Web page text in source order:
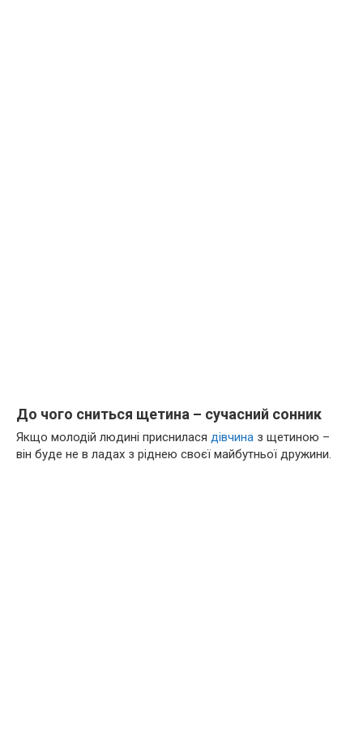
До чого сниться щетина – сучасний сонник
Якщо молодій людині приснилася дівчина з щетиною –
він буде не в ладах з ріднею своєї майбутньої дружини.